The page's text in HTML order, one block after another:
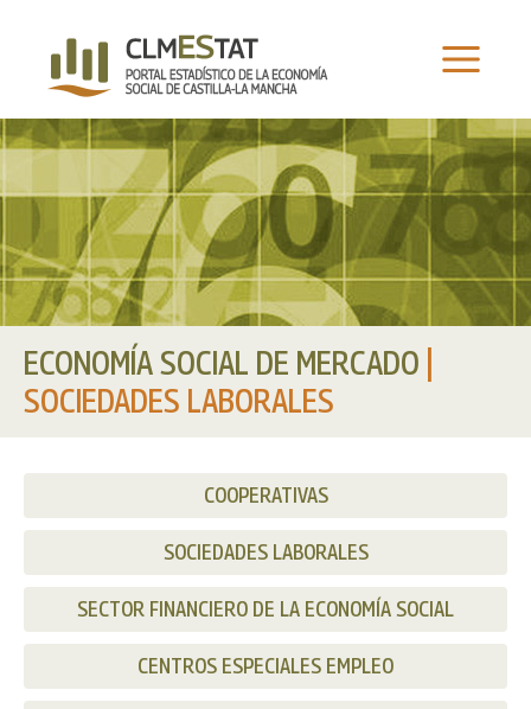
ECONOMÍA SOCIAL DE MERCADO
SOCIEDADES LABORALES
COOPERATIVAS
SOCIEDADES LABORALES
SECTOR FINANCIERO DE LA ECONOMÍA SOCIAL
CENTROS ESPECIALES EMPLEO